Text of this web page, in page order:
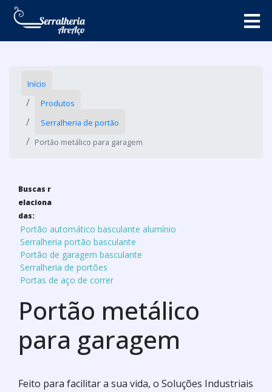
Início
Produtos
Serralheria de portão
Portão metálico para garagem
Buscas r
elaciona
das:
Portão automático basculante alumínio
Serralheria portão basculante
Portão de garagem basculante
Serralheria de portões
Portas de aço de correr
Portão metálico
para garagem
Feito para facilitar a sua vida, o Soluções Industriais